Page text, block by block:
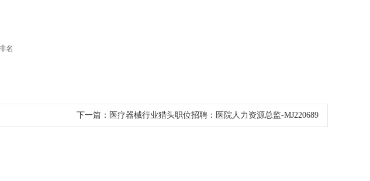
名
下一篇： 医疗器械行业猎头职位招聘：医院人力资源总监-MJ220689